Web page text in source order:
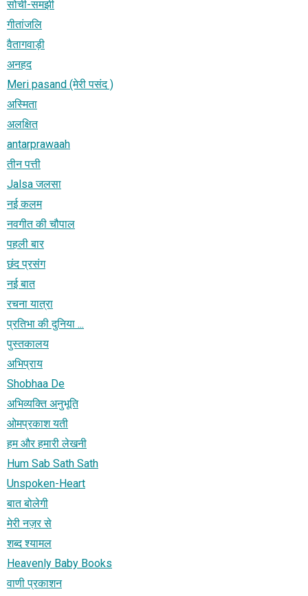
सोची-समझी
गीतांजलि
वैतागवाड़ी
अनहद
Meri pasand (मेरी पसंद )
अस्मिता
अलक्षित
antarprawaah
तीन पत्ती
Jalsa जलसा
नई कलम
नवगीत की चौपाल
पहली बार
छंद प्रसंग
नई बात
रचना यात्रा
प्रतिभा की दुनिया ...
पुस्तकालय
अभिप्राय
Shobhaa De
अभिव्यक्ति अनुभूति
ओमप्रकाश यती
हम और हमारी लेखनी
Hum Sab Sath Sath
Unspoken-Heart
बात बोलेगी
मेरी नज़र से
शब्‍द श्‍यामल
Heavenly Baby Books
वाणी प्रकाशन